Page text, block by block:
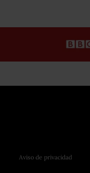
Aviso de privacidad